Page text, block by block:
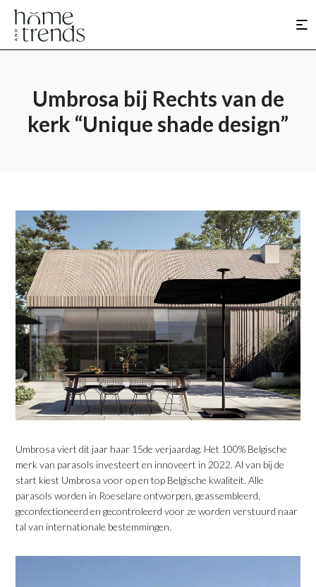
Umbrosa bij Rechts van de
kerk “Unique shade design”
Umbrosa viert dit jaar haar 15de verjaardag. Het 100% Belgische
merk van parasols investeert en innoveert in 2022. Al van bij de
start kiest Umbrosa voor op en top Belgische kwaliteit. Alle
parasols worden in Roeselare ontworpen, geassembleerd,
geconfectioneerd en gecontroleerd voor ze worden verstuurd naar
tal van internationale bestemmingen.